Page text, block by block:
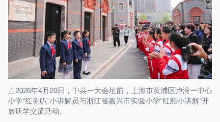
△2026年4月20日，中共一大会址前，上海市黄浦区卢湾一中心
小学“红喇叭”小讲解员与浙江省嘉兴市实验小学“红船小讲解”开
展研学交流活动。